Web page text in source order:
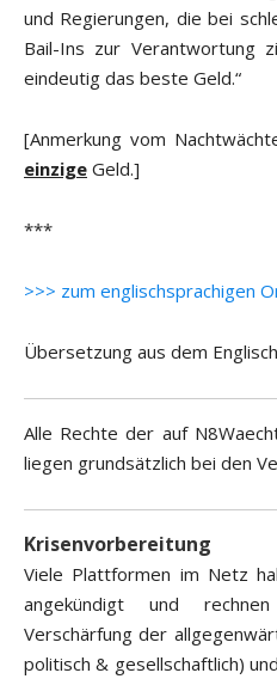
und Regierungen, die bei
Bail-Ins zur Verantwortung
eindeutig das beste Geld.“
[Anmerkung vom
einzige Geld.]
***
>>> zum englischsprachigen
Übersetzung aus dem
Alle Rechte der auf
liegen grundsätzlich bei den
Krisenvorbereitung
Viele Plattformen im Netz
angekündigt und
Verschärfung der
politisch & gesellschaftlich)